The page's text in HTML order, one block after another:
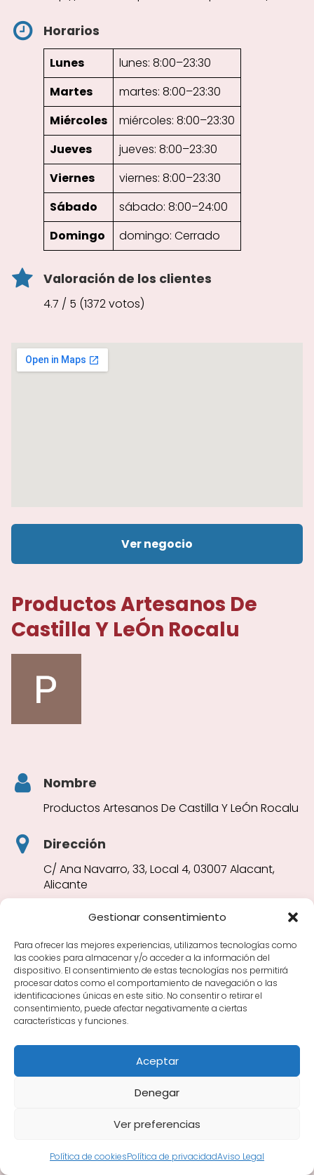
Gestionar consentimiento
Para ofrecer las mejores experiencias, utilizamos tecnologías como
las cookies para almacenar y/o acceder a la información del
dispositivo. El consentimiento de estas tecnologías nos permitirá
procesar datos como el comportamiento de navegación o las
identificaciones únicas en este sitio. No consentir o retirar el
consentimiento, puede afectar negativamente a ciertas
características y funciones.
Aceptar
Denegar
Ver preferencias
Política de cookiesPolítica de privacidadAviso Legal
Horarios
Lunes
lunes: 8:00–23:30
Martes
martes: 8:00–23:30
Miércoles
miércoles: 8:00–23:30
Jueves
jueves: 8:00–23:30
Viernes
viernes: 8:00–23:30
Sábado
sábado: 8:00–24:00
Domingo
domingo: Cerrado
Valoración de los clientes
4.7 / 5 (1372 votos)
Ver negocio
Productos Artesanos De
Castilla Y LeÓn Rocalu
Nombre
Productos Artesanos De Castilla Y LeÓn Rocalu
Dirección
C/ Ana Navarro, 33, Local 4, 03007 Alacant,
Alicante
Teléfono
676 46 26 54
Sitio web
Horarios
lunes: 9:00–14:00, 17:00–22:00
martes: 9:00–14:00, 17:00–22:00
miércoles: 9:00–14:00, 17:00–
22:00
Jueves
jueves: 9:00–14:00, 17:00–22:00